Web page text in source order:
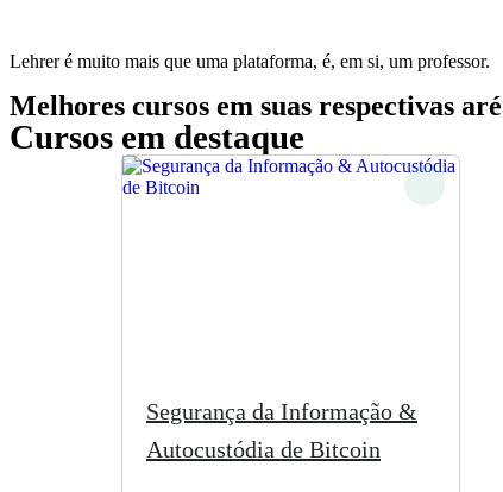
Lehrer é muito mais que uma plataforma, é, em si, um professor.
Melhores cursos em suas respectivas
Cursos em destaque
Segurança da Informação &
Autocustódia de Bitcoin